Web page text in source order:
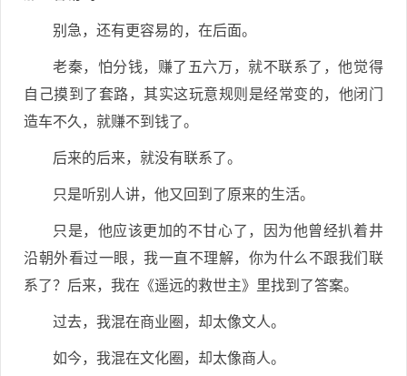
别急，还有更容易的，在后面。
老秦，怕分钱，赚了五六万，就不联系了，他觉得
自己摸到了套路，其实这玩意规则是经常变的，他闭门
造车不久，就赚不到钱了。
后来的后来，就没有联系了。
只是听别人讲，他又回到了原来的生活。
只是，他应该更加的不甘心了，因为他曾经扒着井
沿朝外看过一眼，我一直不理解，你为什么不跟我们联
系了？后来，我在《遥远的救世主》里找到了答案。
过去，我混在商业圈，却太像文人。
如今，我混在文化圈，却太像商人。